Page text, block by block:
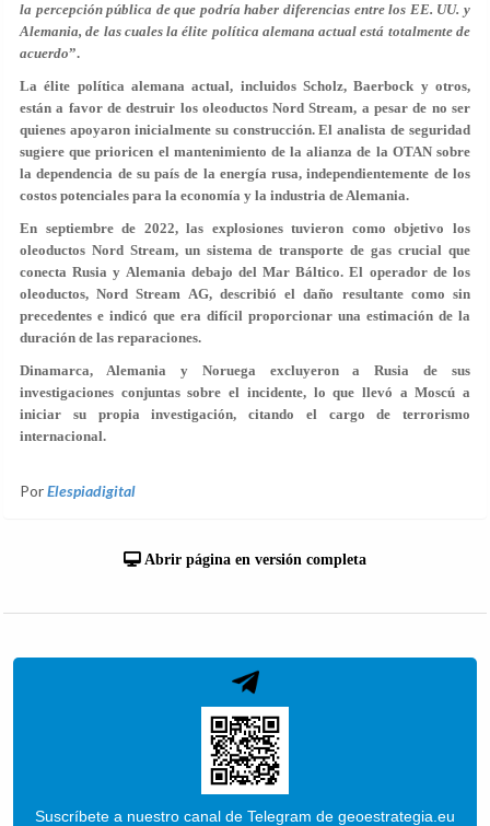
la percepción pública de que podría haber diferencias entre los EE. UU. y
Alemania, de las cuales la élite política alemana actual está totalmente de
acuerdo”.
La élite política alemana actual, incluidos Scholz, Baerbock y otros,
están a favor de destruir los oleoductos Nord Stream, a pesar de no ser
quienes apoyaron inicialmente su construcción. El analista de seguridad
sugiere que prioricen el mantenimiento de la alianza de la OTAN sobre
la dependencia de su país de la energía rusa, independientemente de los
costos potenciales para la economía y la industria de Alemania.
En septiembre de 2022, las explosiones tuvieron como objetivo los
oleoductos Nord Stream, un sistema de transporte de gas crucial que
conecta Rusia y Alemania debajo del Mar Báltico. El operador de los
oleoductos, Nord Stream AG, describió el daño resultante como sin
precedentes e indicó que era difícil proporcionar una estimación de la
duración de las reparaciones.
Dinamarca, Alemania y Noruega excluyeron a Rusia de sus
investigaciones conjuntas sobre el incidente, lo que llevó a Moscú a
iniciar su propia investigación, citando el cargo de terrorismo
internacional.
PorElespiadigital
Abrir página en versión completa
Suscríbete a nuestro canal de Telegram de geoestrategia.eu